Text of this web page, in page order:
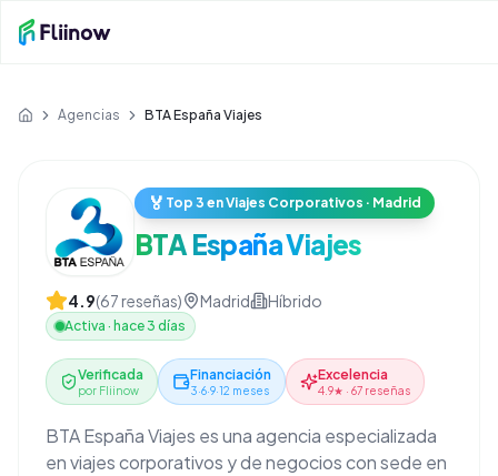
Inicio Agencias BTA España Viajes
🏅 Top 3 en Viajes Corporativos · Madrid
BTA España Viajes
4.9(67reseñas) Madrid Híbrido
Activa · hace 3 días
Verificada
por Fliinow
Financiación
3·6·9·12 meses
Excelencia
4.9★ · 67 reseñas
BTA España Viajes es una agencia especializada
en viajes corporativos y de negocios con sede en